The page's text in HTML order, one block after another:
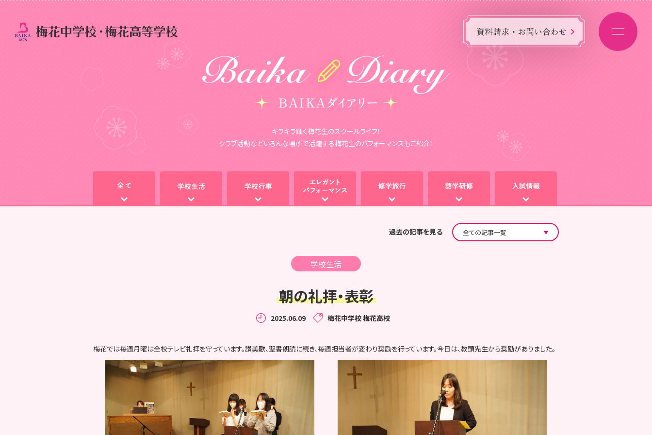
資料請求・お問い合わせ
キラキラ輝く梅花生のスクールライフ！
クラブ活動などいろんな場所で活躍する梅花生のパフォーマンスもご紹介！
過去の記事を見る
学校生活
朝の礼拝・表彰
2025.06.09 梅花中学校梅花高校
梅花では毎週月曜は全校テレビ礼拝を守っています。讃美歌、聖書朗読に続き、毎週担当者が変わり奨励を行っています。今日は、教頭先生から奨励がありました。